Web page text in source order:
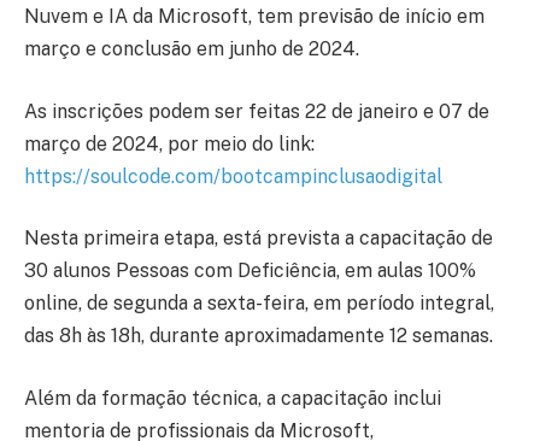
Nuvem e IA da Microsoft, tem previsão de início em
março e conclusão em junho de 2024.
As inscrições podem ser feitas 22 de janeiro e 07 de
março de 2024, por meio do link:
https://soulcode.com/bootcampinclusaodigital
Nesta primeira etapa, está prevista a capacitação de
30 alunos Pessoas com Deficiência, em aulas 100%
online, de segunda a sexta-feira, em período integral,
das 8h às 18h, durante aproximadamente 12 semanas.
Além da formação técnica, a capacitação inclui
mentoria de profissionais da Microsoft,